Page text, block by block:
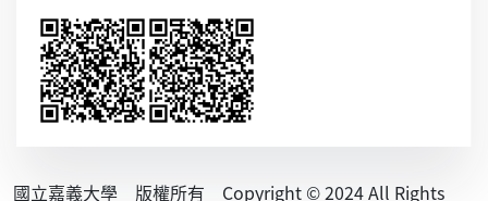
國立嘉義大學 版權所有 Copyright © 2024 All Rights